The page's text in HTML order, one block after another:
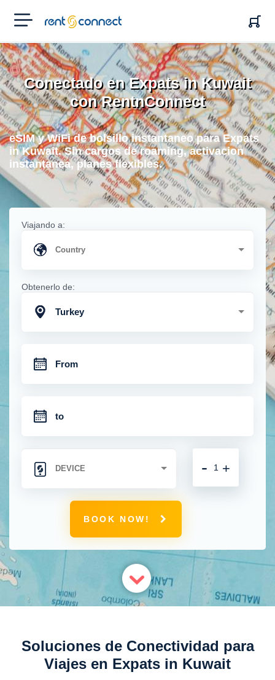
RENT'N
CONNECT
Conectado en Expats in Kuwait
con RentnConnect
eSIM y WiFi de bolsillo instantaneo para Expats
in Kuwait. Sin cargos de roaming, activacion
instantanea, planes flexibles.
Viajando a:
Obtenerlo de:
Turkey
+
-
BOOK NOW!
Soluciones de Conectividad para
Viajes en Expats in Kuwait